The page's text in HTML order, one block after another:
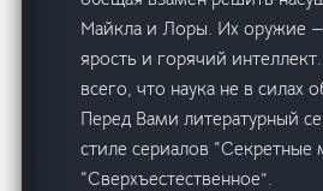
Майкла и Лоры. Их оружие
ярость и горячий
всего, что наука не в силах
Перед Вами литературный
стиле сериалов “Секретные
“Сверхъестественное”.